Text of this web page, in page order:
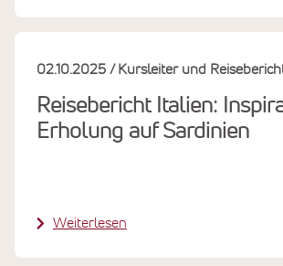
Reisebericht Italien:
Erholung auf Sardinien
02.10.2025 Kursleiter und
Weiterlesen